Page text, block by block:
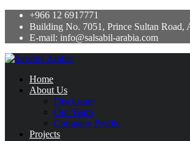
+966 12 6917771
E-mail: info@salsabil-arabia.com
Home
About Us
Disclosure
Our Team
Company Profile
Projects